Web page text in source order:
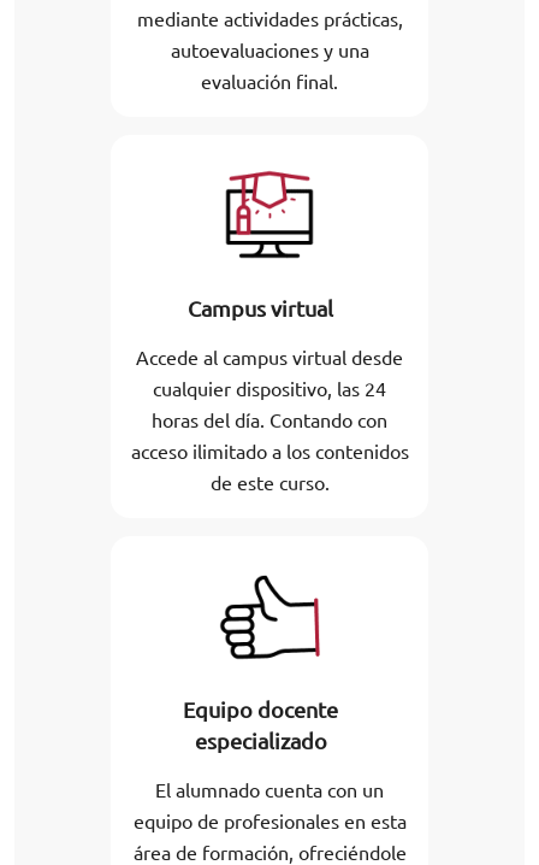
mediante actividades prácticas,
autoevaluaciones y una
evaluación final.
Campus virtual
Accede al campus virtual desde
cualquier dispositivo, las 24
horas del día. Contando con
acceso ilimitado a los contenidos
de este curso.
Equipo docente
especializado
El alumnado cuenta con un
equipo de profesionales en esta
área de formación, ofreciéndole